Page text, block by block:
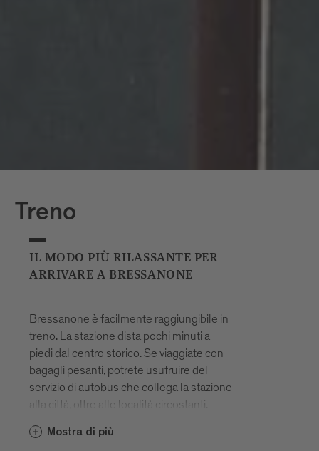
Treno
IL MODO PIÙ RILASSANTE PER
ARRIVARE A BRESSANONE
Bressanone è facilmente raggiungibile in
treno. La stazione dista pochi minuti a
piedi dal centro storico. Se viaggiate con
bagagli pesanti, potrete usufruire del
servizio di autobus che collega la stazione
alla città, oltre alle località circostanti.
Mostra di più